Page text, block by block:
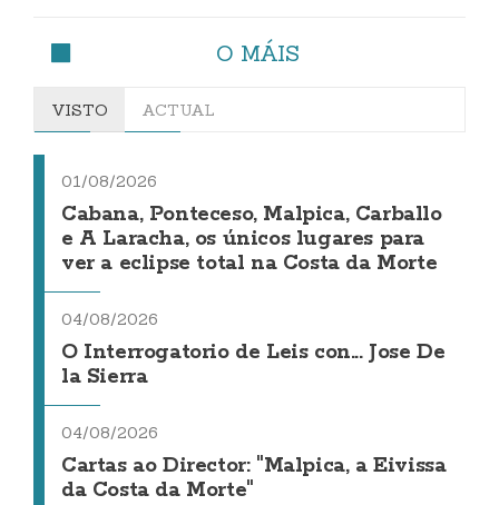
O MÁIS
VISTO ACTUAL
01/08/2026
Cabana, Ponteceso, Malpica, Carballo
e A Laracha, os únicos lugares para
ver a eclipse total na Costa da Morte
04/08/2026
O Interrogatorio de Leis con... Jose De
la Sierra
04/08/2026
Cartas ao Director: "Malpica, a Eivissa
da Costa da Morte"